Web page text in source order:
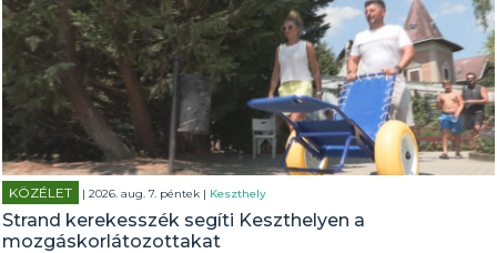
KÖZÉLET | 2026. aug. 7. péntek | Keszthely
Strand kerekesszék segíti Keszthelyen a
mozgáskorlátozottakat